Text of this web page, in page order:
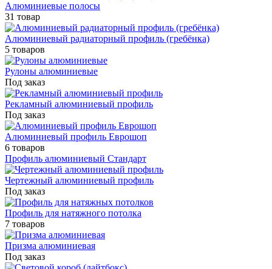
Алюминиевые полосы
31 товар
Алюминиевый радиаторный профиль (гребёнка)
5 товаров
Рулоны алюминиевые
Под заказ
Рекламный алюминиевый профиль
Под заказ
Алюминиевый профиль Еврошоп
6 товаров
Профиль алюминиевый Стандарт
Чертежный алюминиевый профиль
Под заказ
Профиль для натяжного потолка
7 товаров
Призма алюминиевая
Под заказ